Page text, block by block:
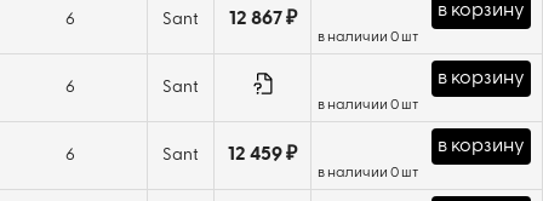
6 Sant 12 867 ₽ в корзину
в наличии 0 шт
6 Sant в корзину
в наличии 0 шт
6 Sant 12 459 ₽ в корзину
в наличии 0 шт